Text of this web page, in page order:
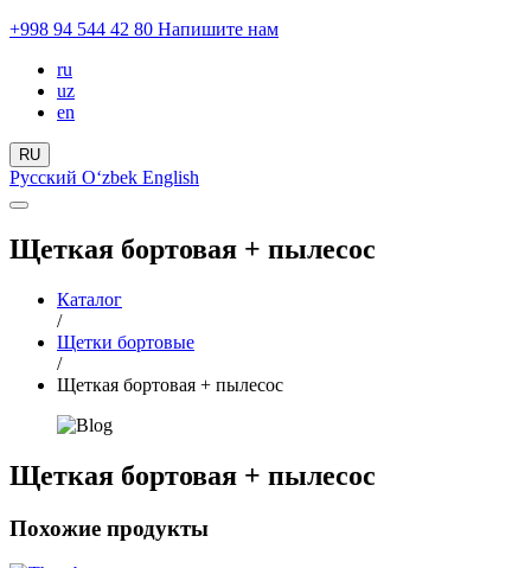
+998 94 544 42 80 Напишите нам
ru
uz
en
RU
Русский Oʻzbek English
Щеткая бортовая + пылесос
Каталог
/
Щетки бортовые
/
Щеткая бортовая + пылесос
Щеткая бортовая + пылесос
Похожие продукты